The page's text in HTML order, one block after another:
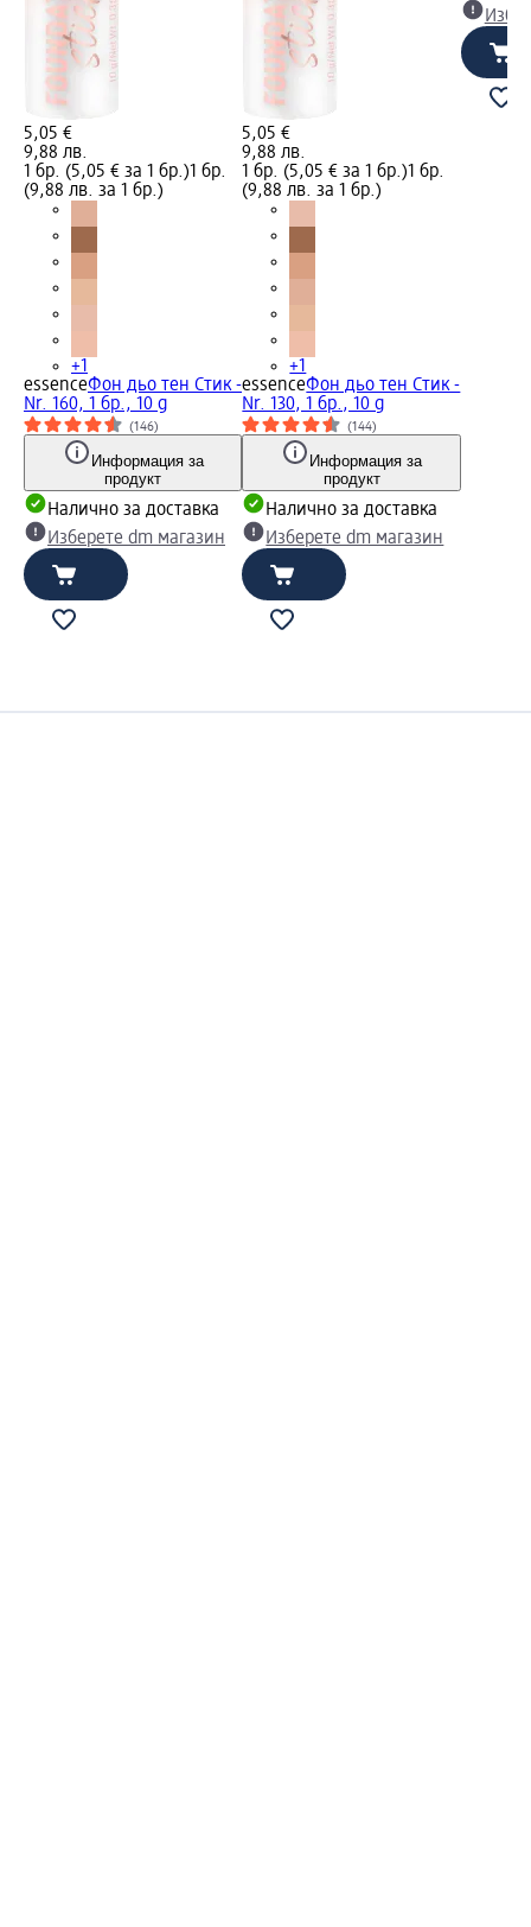
5,05 €
9,88 лв.
1 бр. (5,05 € за 1 бр.)1 бр.
(9,88 лв. за 1 бр.)
+1
essenceФон дьо тен Стик -
Nr. 160, 1 бр., 10 g
(146)
Информация за
продукт
Налично за доставка
Изберете dm магазин
5,05 €
9,88 лв.
1 бр. (5,05 € за 1 бр.)1 бр.
(9,88 лв. за 1 бр.)
+1
essenceФон дьо тен Стик -
Nr. 130, 1 бр., 10 g
(144)
Информация за
продукт
Налично за доставка
Изберете dm магазин